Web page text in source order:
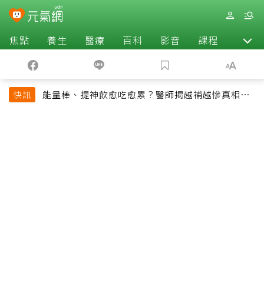
焦點 養生 醫療 百科 影音 課程 退休
快訊
能量棒、提神飲愈吃愈累？醫師揭越補越慘真相：